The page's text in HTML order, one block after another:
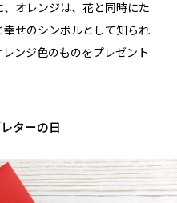
オレンジは、花と同時にた
せのシンボルとして知られ
ンジ色のものをプレゼント
ターの日